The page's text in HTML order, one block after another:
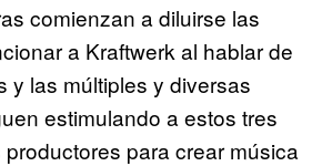
comienzan a diluirse las
a Kraftwerk al hablar de
y las múltiples y diversas
estimulando a estos tres
para crear música